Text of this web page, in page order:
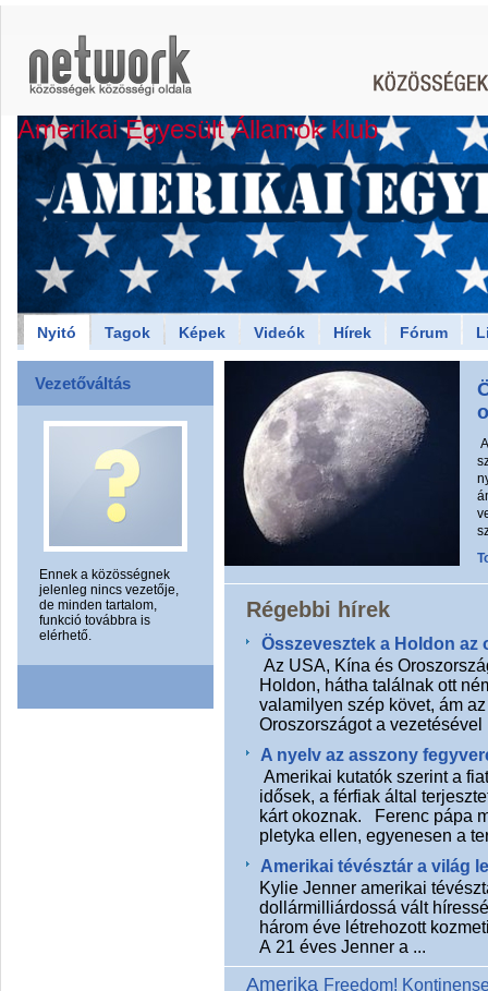
Amerikai Egyesült Államok klub
Nyitó Tagok Képek Videók Hírek Fórum
Vezetőváltás
Ennek a közösségnek
jelenleg nincs vezetője,
de minden tartalom,
funkció továbbra is
elérhető.
Régebbi hírek
Összevesztek a Holdon az
Az USA, Kína és
Holdon, hátha találnak ott
valamilyen szép követ, ám
Oroszországot a vezetésével
A nyelv az asszony
Amerikai kutatók szerint a
idősek, a férfiak által
kárt okoznak. Ferenc pápa
pletyka ellen, egyenesen a
Amerikai tévésztár a világ
Kylie Jenner amerikai
dollármilliárdossá vált
három éve létrehozott
A 21 éves Jenner a ...
Amerika Freedom!